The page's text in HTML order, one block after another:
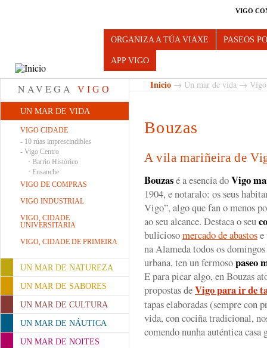
VIGO
Turismo de Vigo
ORGANIZA A TÚA VIAXE PASEOS
APP VIGO
NAVEGA VIGO
UN MAR DE VIDA
VIGO CIDADE
- 10 rúas imprescindibles
- Vigo Centro
· Barrio Histórico
· Ensanche
VIGO DE COMPRAS
VIGO INDUSTRIAL
VIGO, CIDADE
UNIVERSITARIA
VIGO, CIDADE DE PRIMEIRA
UN MAR DE NATUREZA
UN MAR DE SABORES
UN MAR DE CULTURA
UN MAR DE NÁUTICA
UN MAR DE NOITES
Inicio → Un mar de vida →
Bouzas
A vila mariñeira de
Bouzasé a esencia doVigo
1904, e notaralo: os seus
Vigo”, algo que fan o menos
ao seu alcance. Destaca o seu
buliciosomercado de abastos
na Alameda todos os
urbana, ten un fermosopaseo
E para picar algo, en Bouzas
propostas deVigo para ir de
tapas elaboradas (sempre con
vida, con cociña tradicional,
comendo nunha auténtica casa